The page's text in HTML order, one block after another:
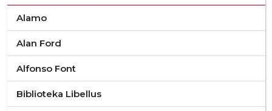
Alamo
Alan Ford
Alfonso Font
Biblioteka Libellus